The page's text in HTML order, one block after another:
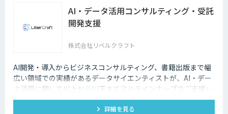
AI・データ活用コンサルティング・受託
開発支援
株式会社リベルクラフト
AI開発・導入からビジネスコンサルティング、書籍出版まで幅
広い領域での実績があるデータサイエンティストが、AI・デー
タ活用に関して川上から川下までフルラインナップでご支援い
たします。
詳細を見る